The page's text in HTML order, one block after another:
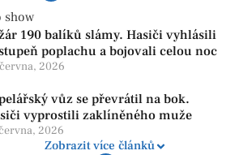
show
190 balíků slámy. Hasiči vyhlásili
poplachu a bojovali celou noc
2026
vůz se převrátil na bok.
vyprostili zaklíněného muže
2026
Zobrazit více článků